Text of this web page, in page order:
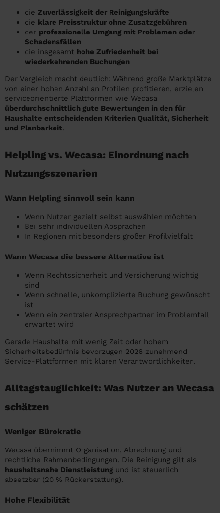
die Zuverlässigkeit der Reinigungskräfte
die klare Preisstruktur ohne Zusatzgebühren
der professionelle Umgang mit Problemen oder
Schadensfällen
die insgesamt hohe Zufriedenheit bei
wiederkehrenden Buchungen
Der Vergleich macht deutlich: Während große Marktplätze
von einer hohen Anzahl an Profilen profitieren, erzielen
serviceorientierte Plattformen wie Wecasa
überdurchschnittlich gute Bewertungen in den für
Haushalte entscheidenden Kriterien Qualität, Sicherheit
und Planbarkeit.
Helpling vs. Wecasa: Einordnung nach
Nutzungsszenarien
Wann Helpling sinnvoll sein kann
Wenn Nutzer gezielt selbst auswählen möchten
Bei sehr individuellen Absprachen
In Regionen mit besonders großer Profilvielfalt
Wann Wecasa die bessere Alternative ist
Wenn Rechtssicherheit und Versicherung wichtig
sind
Wenn schnelle, unkomplizierte Buchung gewünscht
ist
Wenn ein zentraler Ansprechpartner im Problemfall
erwartet wird
Gerade Haushalte mit wenig Zeit oder hohem
Sicherheitsbedürfnis bevorzugen 2026 zunehmend
Service-Plattformen mit klaren Verantwortlichkeiten.
Alltagstauglichkeit: Was Nutzer an Wecasa
schätzen
Weniger Bürokratie
Wecasa übernimmt Organisation, Abrechnung und
rechtliche Rahmenbedingungen. Die Reinigung gilt als
haushaltsnahe Dienstleistung und ist steuerlich
absetzbar (20 % Rückerstattung).
Hohe Flexibilität